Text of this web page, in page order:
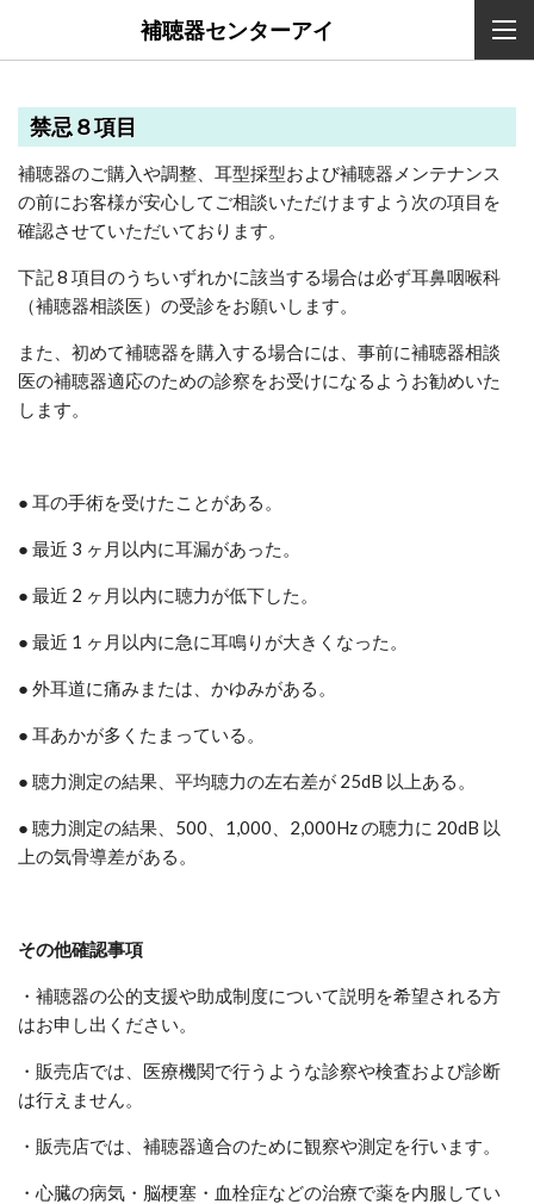
補聴器センターアイ
禁忌８項目
補聴器のご購入や調整、耳型採型および補聴器メンテナンス
の前にお客様が安心してご相談いただけますよう次の項目を
確認させていただいております。
下記 8 項目のうちいずれかに該当する場合は必ず耳鼻咽喉科
（補聴器相談医）の受診をお願いします。
また、初めて補聴器を購入する場合には、事前に補聴器相談
医の補聴器適応のための診察をお受けになるようお勧めいた
します。
● 耳の手術を受けたことがある。
● 最近 3 ヶ月以内に耳漏があった。
● 最近 2 ヶ月以内に聴力が低下した。
● 最近 1 ヶ月以内に急に耳鳴りが大きくなった。
● 外耳道に痛みまたは、かゆみがある。
● 耳あかが多くたまっている。
● 聴力測定の結果、平均聴力の左右差が 25dB 以上ある。
● 聴力測定の結果、500、1,000、2,000Hz の聴力に 20dB 以
上の気骨導差がある。
その他確認事項
・補聴器の公的支援や助成制度について説明を希望される方
はお申し出ください。
・販売店では、医療機関で行うような診察や検査および診断
は行えません。
・販売店では、補聴器適合のために観察や測定を行います。
・心臓の病気・脳梗塞・血栓症などの治療で薬を内服してい